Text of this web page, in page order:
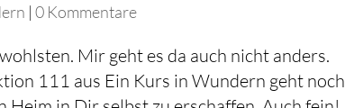
|0 Kommentare
Mir geht es da auch nicht anders.
111 aus Ein Kurs in Wundern geht noch